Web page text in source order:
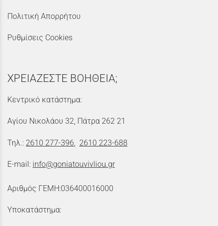
Πολιτική Απορρήτου
Ρυθμίσεις Cookies
ΧΡΕΙΑΖΕΣΤΕ ΒΟΗΘΕΙΑ;
Κεντρικό κατάστημα:
Αγίου Νικολάου 32, Πάτρα 262 21
Τηλ.: 2610 277-396 2610 223-688
E-mail: info@goniatouvivliou.gr
Αριθμός ΓΕΜΗ:036400016000
Υποκατάστημα: